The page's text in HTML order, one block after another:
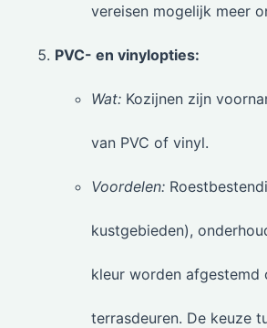
vereisen mogelijk meer
PVC- en vinylopties:
Wat: Kozijnen zijn
van PVC of vinyl.
Voordelen:
kustgebieden),
kleur worden afgestemd
terrasdeuren. De keuze